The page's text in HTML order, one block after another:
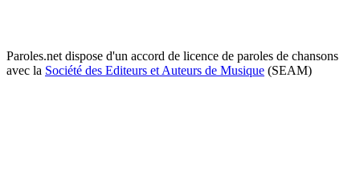
Paroles.net dispose d'un accord de licence de paroles de chansons
avec la Société des Editeurs et Auteurs de Musique (SEAM)